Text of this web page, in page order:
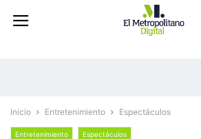
Inicio Entretenimiento Espectáculos
Entretenimiento Espectáculos